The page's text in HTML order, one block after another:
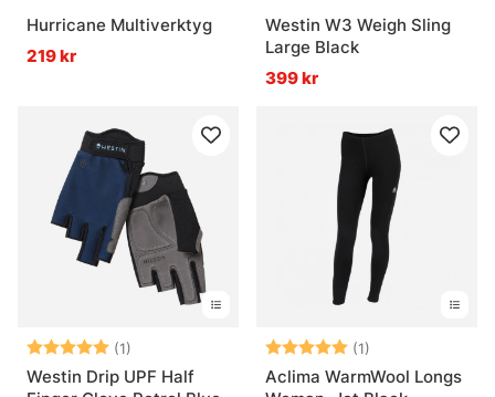
Hurricane Multiverktyg
219 kr
Westin W3 Weigh Sling
Large Black
399 kr
Betyg: (1)
5.0 utav 5 stjärnor
Westin Drip UPF Half
Betyg: (1)
Aclima WarmWool Longs